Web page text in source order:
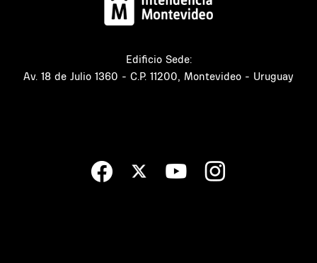
Edificio Sede:
Av. 18 de Julio 1360 - C.P. 11200, Montevideo - Uruguay